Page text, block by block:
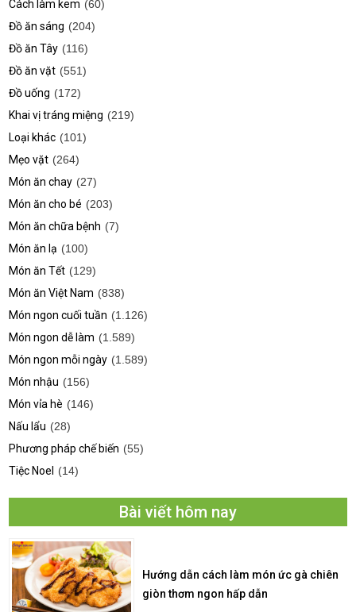
Cách làm kem (60)
Đồ ăn sáng (204)
Đồ ăn Tây (116)
Đồ ăn vặt (551)
Đồ uống (172)
Khai vị tráng miệng (219)
Loại khác (101)
Mẹo vặt (264)
Món ăn chay (27)
Món ăn cho bé (203)
Món ăn chữa bệnh (7)
Món ăn lạ (100)
Món ăn Tết (129)
Món ăn Việt Nam (838)
Món ngon cuối tuần (1.126)
Món ngon dễ làm (1.589)
Món ngon mỗi ngày (1.589)
Món nhậu (156)
Món vỉa hè (146)
Nấu lẩu (28)
Phương pháp chế biến (55)
Tiệc Noel
(14)
Bài viết hôm nay
Hướng dẫn cách làm món ức gà chiên
giòn thơm ngon hấp dẫn